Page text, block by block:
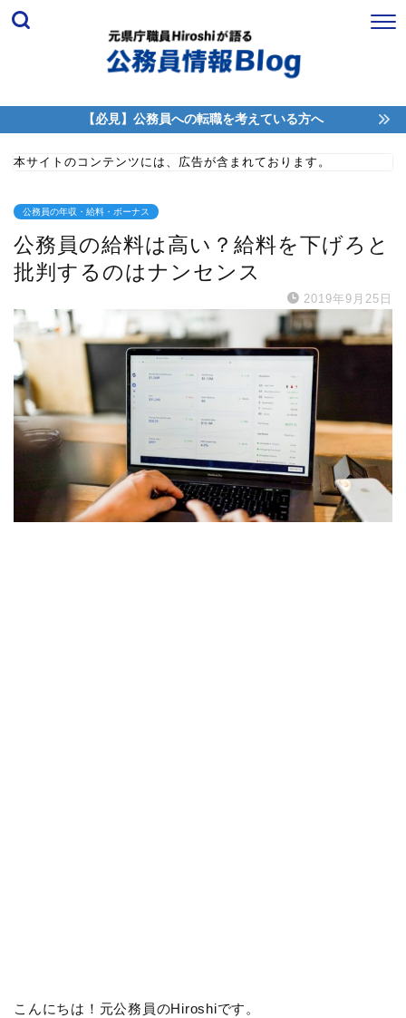
【必見】公務員への転職を考えている方へ
本サイトのコンテンツには、広告が含まれております。
公務員の年収・給料・ボーナス
公務員の給料は高い？給料を下げろと
批判するのはナンセンス
2019年9月25日
こんにちは！元公務員のHiroshiです。